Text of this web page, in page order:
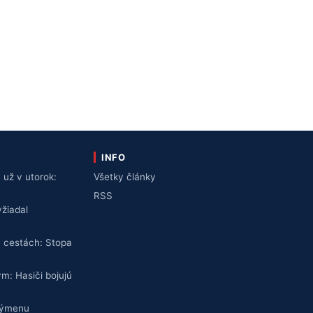
už v utorok:
cestách: Stopa
Hasiči bojujú
INFO
Všetky články
RSS